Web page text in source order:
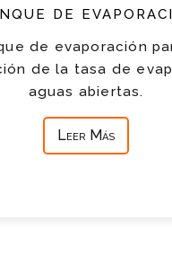
de
de evaporación
de la tasa de
aguas abiertas.
Leer Más